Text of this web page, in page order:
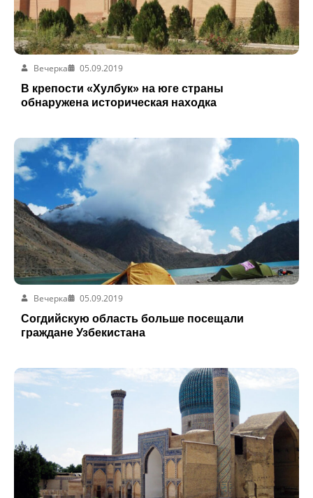
Вечерка
05.09.2019
В крепости «Хулбук» на юге страны
обнаружена историческая находка
Вечерка
05.09.2019
Согдийскую область больше посещали
граждане Узбекистана